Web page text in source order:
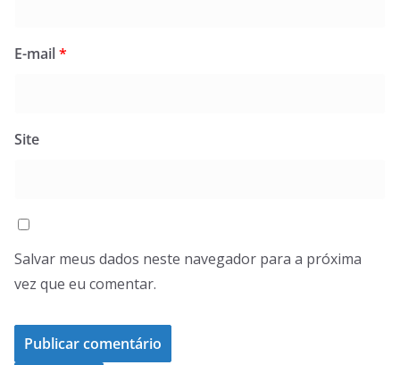
E-mail*
Site
Salvar meus dados neste navegador para a próxima
vez que eu comentar.